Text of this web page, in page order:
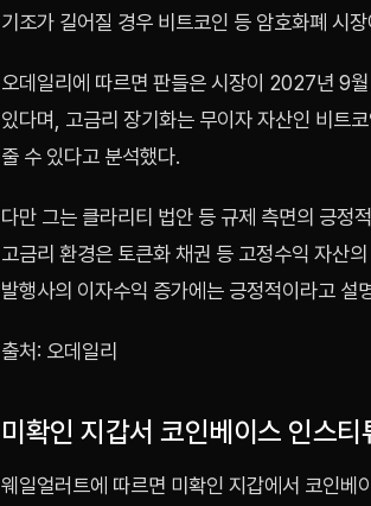
기조가 길어질 경우 비트코인 등 암호화폐 시
오데일리에 따르면 판들은 시장이 2027년 9
있다며, 고금리 장기화는 무이자 자산인 비트
줄 수 있다고 분석했다.
다만 그는 클라리티 법안 등 규제 측면의 긍정
고금리 환경은 토큰화 채권 등 고정수익 자산
발행사의 이자수익 증가에는 긍정적이라고 설
출처: 오데일리
미확인 지갑서 코인베이스 인스
웨일얼러트에 따르면 미확인 지갑에서 코인